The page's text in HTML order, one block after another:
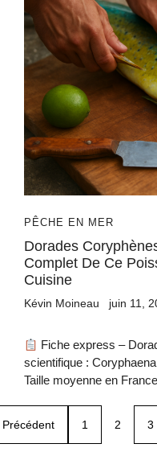
PÊCHE EN MER
Dorades
Complet De Ce
Cuisine
Kévin Moineau juin 11,
Fiche express –
scientifique :
Taille moyenne en
Précédent 1 2 3